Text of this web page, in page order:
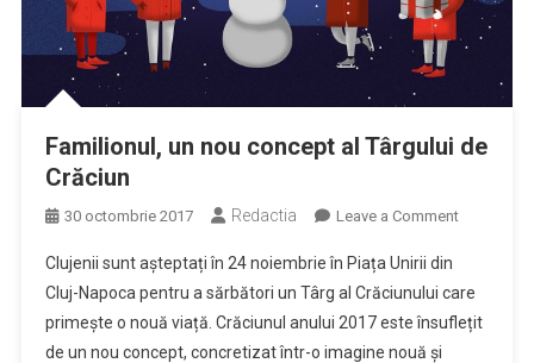
Familionul, un nou concept ​al Târgului​ ​de​
​Crăciun​
30 octombrie 2017 Redactia Leave a Commenton
nou
concept
Clujenii sunt​ ​așteptați​ ​în​ 24 noiembrie în ​Piața​ ​Unirii​ ​din​ ​
Cluj-Napoca​ ​pentru​ ​a​ ​sărbători un​ ​Târg​ ​al​ ​Crăciunului​ ​care​ ​
primește​ ​o​ ​nouă​ ​viață.​ ​Crăciunul​ ​anului​ ​2017​ ​este​ ​însuflețit​ ​
de​ ​un​ ​nou concept,​ ​concretizat​ ​într-o​ ​imagine​ ​nouă​ ​și​ ​